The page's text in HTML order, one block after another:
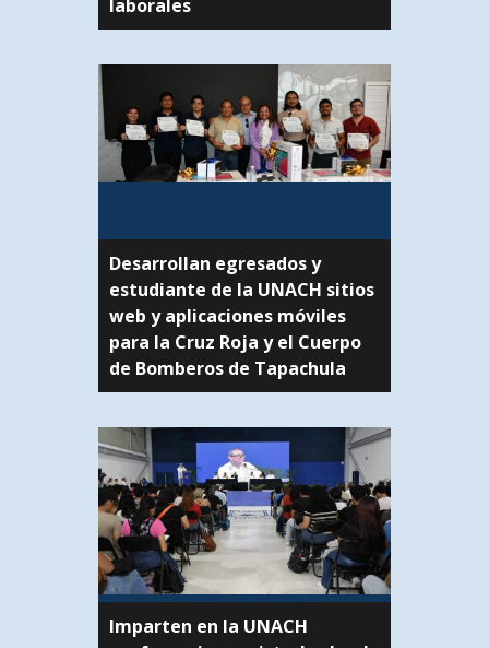
laborales
Desarrollan egresados y
estudiante de la UNACH sitios
web y aplicaciones móviles
para la Cruz Roja y el Cuerpo
de Bomberos de Tapachula
Imparten en la UNACH